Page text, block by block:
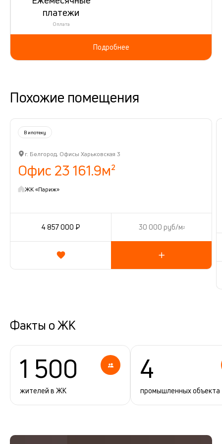
платежи
Оплата
Подробнее
Похожие помещения
В ипотеку
г. Белгород, Офисы Харьковская 3
Офис 23 161.9м²
ЖК «Париж»
4 857 000 ₽ 30 000 руб/м2
Факты о ЖК
1 500
жителей в ЖК
4
промышленных объекта